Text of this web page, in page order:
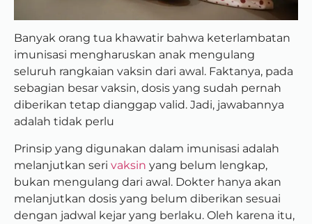
Banyak orang tua khawatir bahwa keterlambatan
imunisasi mengharuskan anak mengulang
seluruh rangkaian vaksin dari awal. Faktanya, pada
sebagian besar vaksin, dosis yang sudah pernah
diberikan tetap dianggap valid. Jadi, jawabannya
adalah tidak perlu
Prinsip yang digunakan dalam imunisasi adalah
melanjutkan seri vaksin yang belum lengkap,
bukan mengulang dari awal. Dokter hanya akan
melanjutkan dosis yang belum diberikan sesuai
dengan jadwal kejar yang berlaku. Oleh karena itu,